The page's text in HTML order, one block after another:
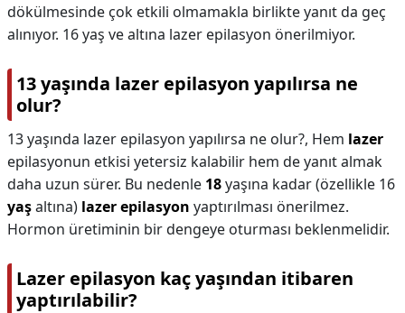
dökülmesinde çok etkili olmamakla birlikte yanıt da geç
alınıyor. 16 yaş ve altına lazer epilasyon önerilmiyor.
13 yaşında lazer epilasyon yapılırsa ne
olur?
13 yaşında lazer epilasyon yapılırsa ne olur?, Hem lazer
epilasyonun etkisi yetersiz kalabilir hem de yanıt almak
daha uzun sürer. Bu nedenle 18yaşına kadar (özellikle 16
yaşaltına) lazer epilasyon yaptırılması önerilmez.
Hormon üretiminin bir dengeye oturması beklenmelidir.
Lazer epilasyon kaç yaşından itibaren
yaptırılabilir?